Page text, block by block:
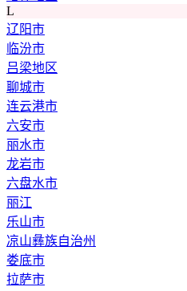
L
辽阳市
临汾市
吕梁地区
聊城市
连云港市
六安市
丽水市
龙岩市
六盘水市
丽江
乐山市
凉山彝族自治州
娄底市
拉萨市